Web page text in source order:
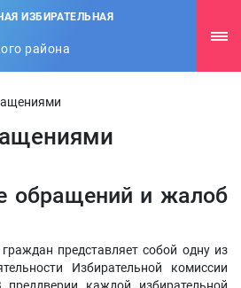
ИЗБИРАТЕЛЬНАЯ
района
обращений и жалоб
представляет собой одну из
Избирательной комиссии